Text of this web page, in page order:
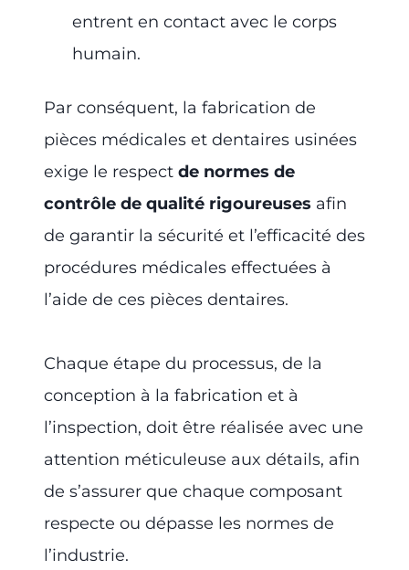
entrent en contact avec le corps
humain.
Par conséquent, la fabrication de
pièces médicales et dentaires usinées
exige le respect de normes de
contrôle de qualité rigoureuses afin
de garantir la sécurité et l’efficacité des
procédures médicales effectuées à
l’aide de ces pièces dentaires.
Chaque étape du processus, de la
conception à la fabrication et à
l’inspection, doit être réalisée avec une
attention méticuleuse aux détails, afin
de s’assurer que chaque composant
respecte ou dépasse les normes de
l’industrie.